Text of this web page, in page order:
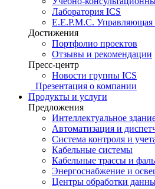
Лаборатория ICS
E.E.P.M.C. Управляющая
Достижения
Портфолио проектов
Отзывы и рекомендации
Пресс-центр
Новости группы ICS
Презентация о компании
Продукты и услуги
Предложения
Интеллектуальное
Автоматизация и
Система контроля и
Кабельные системы
Кабельные трассы и
Энергоснабжение и
Центры обработки